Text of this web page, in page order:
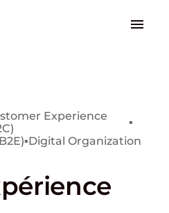
Experience
▪
▪Digital Organization